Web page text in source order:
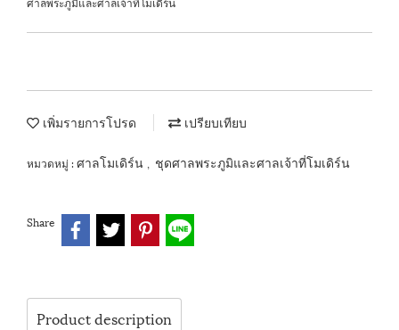
เพิ่มรายการโปรด เปรียบเทียบ
หมวดหมู่ : ศาลโมเดิร์น , ชุดศาลพระภูมิและศาลเจ้าที่โมเดิร์น
Share
Product description